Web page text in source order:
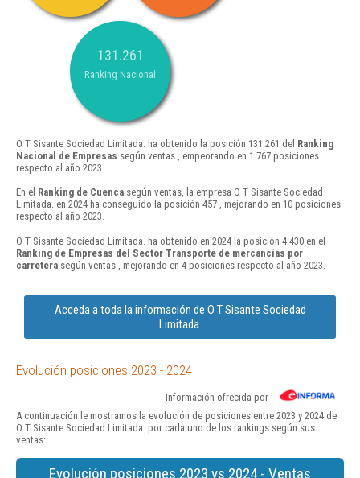
131.261
Ranking Nacional
O T Sisante Sociedad Limitada. ha obtenido la posición 131.261 del Ranking
Nacional de Empresas según ventas , empeorando en 1.767 posiciones
respecto al año 2023.
En el Ranking de Cuenca según ventas, la empresa O T Sisante Sociedad
Limitada. en 2024 ha conseguido la posición 457 , mejorando en 10 posiciones
respecto al año 2023.
O T Sisante Sociedad Limitada. ha obtenido en 2024 la posición 4.430 en el
Ranking de Empresas del Sector Transporte de mercancías por
carretera según ventas , mejorando en 4 posiciones respecto al año 2023.
Acceda a toda la información de O T Sisante Sociedad
Limitada.
Evolución posiciones 2023 - 2024
Información ofrecida por
A continuación le mostramos la evolución de posiciones entre 2023 y 2024 de
O T Sisante Sociedad Limitada. por cada uno de los rankings según sus
ventas:
Evolución posiciones 2023 vs 2024 - Ventas